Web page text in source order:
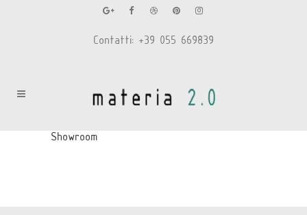
Contatti: +39 055 669839
Showroom